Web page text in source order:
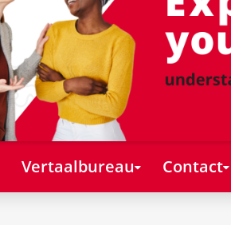
Vertaalbureau Contact